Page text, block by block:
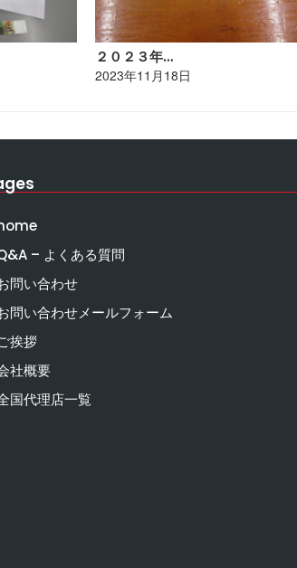
２０２３年…
2023年11月18日
– よくある質問
問い合わせ
問い合わせメールフォーム
挨拶
社概要
国代理店一覧